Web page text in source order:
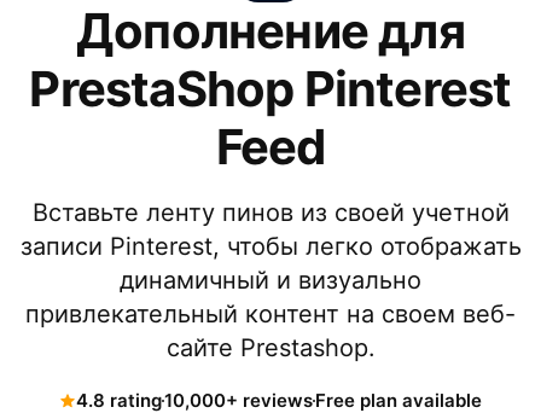
Дополнение для
PrestaShop Pinterest
Feed
Вставьте ленту пинов из своей учетной
записи Pinterest, чтобы легко отображать
динамичный и визуально
привлекательный контент на своем веб-
сайте Prestashop.
4.8 rating10,000+ reviewsFree plan available